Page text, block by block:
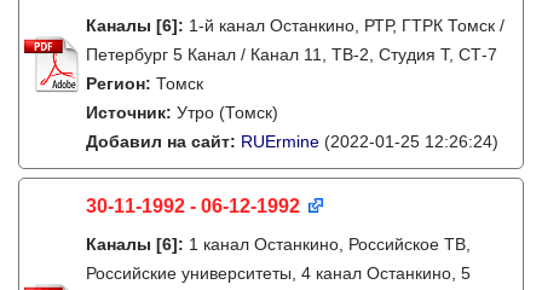
Каналы [6]: 1-й канал Останкино, РТР, ГТРК Томск /
Петербург 5 Канал / Канал 11, ТВ-2, Студия Т, СТ-7
Регион: Томск
Источник: Утро (Томск)
Добавил на сайт: RUErmine (2022-01-25 12:26:24)
30-11-1992 - 06-12-1992
Каналы [6]: 1 канал Останкино, Российское ТВ,
Российские университеты, 4 канал Останкино, 5